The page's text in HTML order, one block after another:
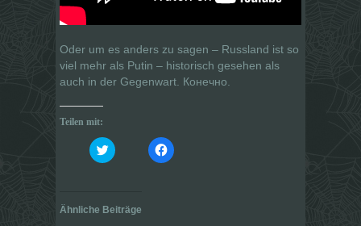
Oder um es anders zu sagen – Russland ist so
viel mehr als Putin – historisch gesehen als
auch in der Gegenwart. Конечно.
Teilen mit:
K
l
u
m
K
l
Ähnliche Beiträge